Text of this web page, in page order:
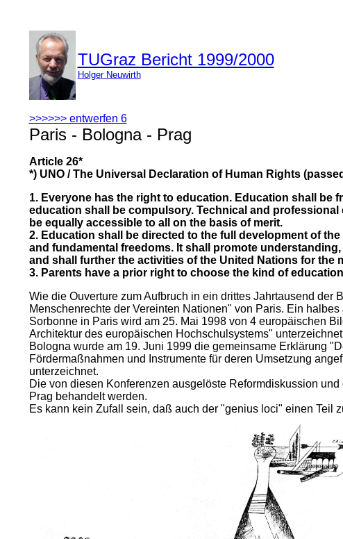
TUGraz Bericht 1999/2000
Holger Neuwirth
>>>>>> entwerfen 6
Paris - Bologna - Prag
Article 26*
*) UNO / The Universal Declaration of Human Rights
1. Everyone has the right to education. Education shall be
education shall be compulsory. Technical and
be equally accessible to all on the basis of merit.
2. Education shall be directed to the full development of
and fundamental freedoms. It shall promote
and shall further the activities of the United Nations for the
3. Parents have a prior right to choose the kind of
Wie die Ouverture zum Aufbruch in ein drittes Jahrtausend
Menschenrechte der Vereinten Nationen" von Paris. Ein
Sorbonne in Paris wird am 25. Mai 1998 von 4 europäischen
Architektur des europäischen Hochschulsystems"
Bologna wurde am 19. Juni 1999 die gemeinsame Erklärung
Fördermaßnahmen und Instrumente für deren Umsetzung
unterzeichnet.
Die von diesen Konferenzen ausgelöste Reformdiskussion
Prag behandelt werden.
Es kann kein Zufall sein, daß auch der "genius loci" einen Teil